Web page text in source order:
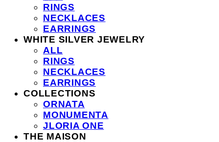
RINGS
NECKLACES
EARRINGS
WHITE SILVER JEWELRY
ALL
RINGS
NECKLACES
EARRINGS
COLLECTIONS
ORNATA
MONUMENTA
JLORIA ONE
THE MAISON